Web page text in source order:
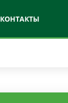
КОНТАКТЫ